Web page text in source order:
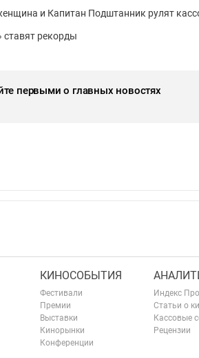
и Капитан Подштанник рулят
ставят рекорды
первыми о главных новостях
КИНОСОБЫТИЯ
Фестивали
Премии
Выставки
Кинорынки
Конференции
Индекс
Статьи о
Кассовые
Рецензии